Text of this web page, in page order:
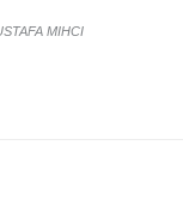
MIHCI